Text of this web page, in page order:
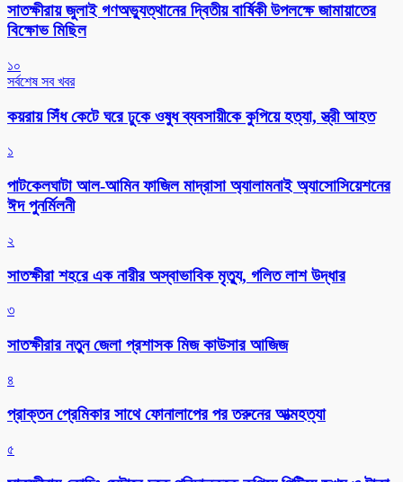
সাতক্ষীরায় জুলাই গণঅভ্যুত্থানের দ্বিতীয় বার্ষিকী উপলক্ষে জামায়াতের
বিক্ষোভ মিছিল
১০
সর্বশেষ সব খবর
কয়রায় সিঁধ কেটে ঘরে ঢুকে ওষুধ ব্যবসায়ীকে কুপিয়ে হত্যা, স্ত্রী আহত
১
পাটকেলঘাটা আল-আমিন ফাজিল মাদ্রাসা অ্যালামনাই অ্যাসোসিয়েশনের
ঈদ পুনর্মিলনী
২
সাতক্ষীরা শহরে এক নারীর অস্বাভাবিক মৃত্যু, গলিত লাশ উদ্ধার
৩
সাতক্ষীরার নতুন জেলা প্রশাসক মিজ কাউসার আজিজ
৪
প্রাক্তন প্রেমিকার সাথে ফোনালাপের পর তরুনের আত্মহত্যা
৫